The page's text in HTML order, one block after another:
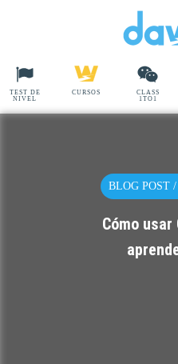
TEST DE
NIVEL
CURSOS
CLASS
1TO1
BLOG POST
Cómo usar